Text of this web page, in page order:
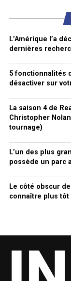
L’Amérique l’a
dernières
5 fonctionnalités
désactiver sur
La saison 4 de
Christopher
tournage)
L’un des plus
possède un parc
Le côté obscur
connaître plus tôt